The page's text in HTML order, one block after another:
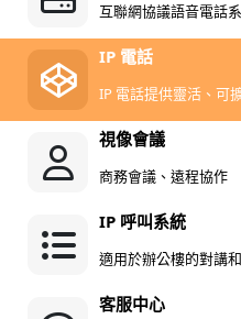
互聯網協議語音電話
IP 電話
IP 電話提供靈活、可
視像會議
商務會議、遠程協作
IP 呼叫系統
適用於辦公樓的對講
客服中心